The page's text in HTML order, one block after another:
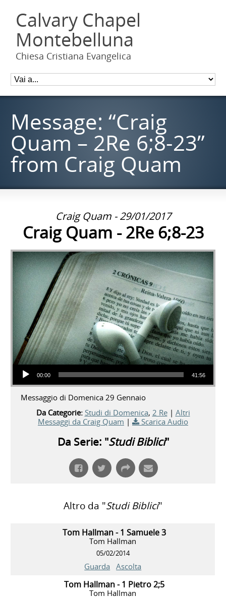
Calvary Chapel
Montebelluna
Chiesa Cristiana Evangelica
Message: “Craig
Quam – 2Re 6;8-23”
from Craig Quam
Craig Quam - 29/01/2017
Craig Quam - 2Re 6;8-23
Audio Player
00:00 41:56
Messaggio di Domenica 29 Gennaio
Da Categorie: Studi di Domenica, 2 Re| Altri
Messaggi da Craig Quam | Scarica Audio
Da Serie: "Studi Biblici"
Altro da "Studi Biblici"
Tom Hallman - 1 Samuele 3
Tom Hallman
05/02/2014
Guarda Ascolta
Tom Hallman - 1 Pietro 2;5
Tom Hallman